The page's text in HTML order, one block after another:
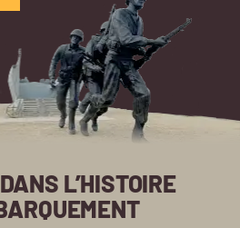
L’HISTOIRE